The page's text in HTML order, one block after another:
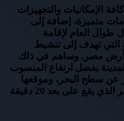
الإمكانيات والتجهيزات
متميزة، إضافة إلى
طوال العام لإقامة
التي تهدف إلى تنشيط
أرض مصر. وساهم في ذلك
المدينة بفضل ارتفاع المنسوب
لأرضها الذي يصل إلى 78 متر عن سطح البحر، وموقعها
الاستراتيجي بخليج مكادي بالبحر الأحمر الذي يقع على بعد 20 دقيقة